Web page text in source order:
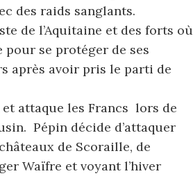
des raids sanglants.
de l’Aquitaine et des forts où
pour se protéger de ses
après avoir pris le parti de
attaque les Francs lors de
Pépin décide d’attaquer
de Scoraille, de
Waïfre et voyant l’hiver